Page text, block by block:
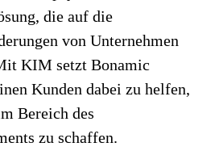
die auf die
von Unternehmen
KIM setzt Bonamic
Kunden dabei zu helfen,
Bereich des
zu schaffen.